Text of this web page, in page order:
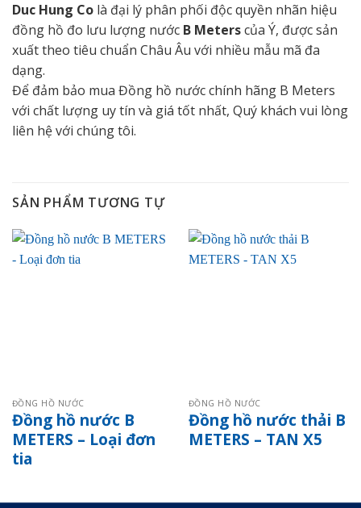
Duc Hung Co là đại lý phân phối độc quyền nhãn hiệu
đồng hồ đo lưu lượng nước B Meterscủa Ý, được sản
xuất theo tiêu chuẩn Châu Âu với nhiều mẫu mã đa
dạng.
Để đảm bảo mua Đồng hồ nước chính hãng B Meters
với chất lượng uy tín và giá tốt nhất, Quý khách vui lòng
liên hệ với chúng tôi.
SẢN PHẨM TƯƠNG TỰ
ĐỒNG HỒ NƯỚC
Đồng hồ nước B
METERS – Loại đơn
tia
ĐỒNG HỒ NƯỚC
Đồng hồ nước thải B
METERS – TAN X5